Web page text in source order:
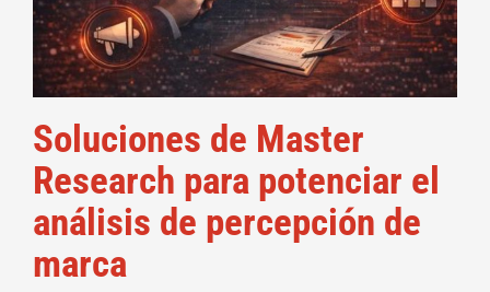
Soluciones de Master
Research para potenciar el
análisis de percepción de
marca